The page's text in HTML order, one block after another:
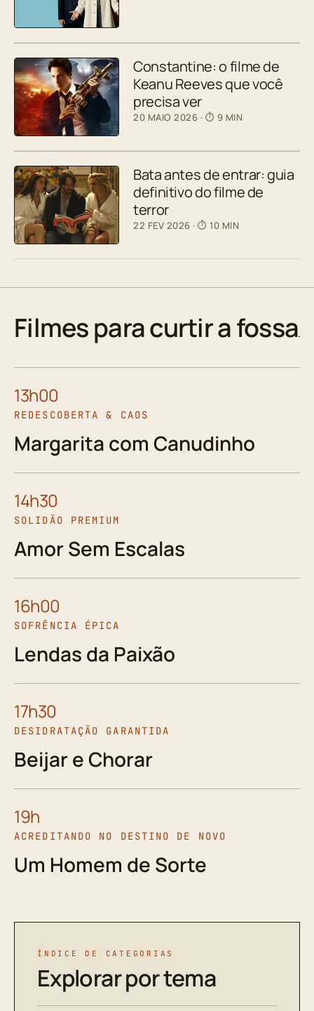
Constantine: o filme de
Keanu Reeves que você
precisa ver
20 MAIO 2026 · ⏱ 9 MIN
Bata antes de entrar: guia
definitivo do filme de
terror
22 FEV 2026 · ⏱ 10 MIN
Filmes para curtir a fossa
13h00
REDESCOBERTA & CAOS
Margarita com Canudinho
14h30
SOLIDÃO PREMIUM
Amor Sem Escalas
16h00
SOFRÊNCIA ÉPICA
Lendas da Paixão
17h30
DESIDRATAÇÃO GARANTIDA
Beijar e Chorar
19h
ACREDITANDO NO DESTINO DE NOVO
Um Homem de Sorte
ÍNDICE DE CATEGORIAS
Explorar por tema